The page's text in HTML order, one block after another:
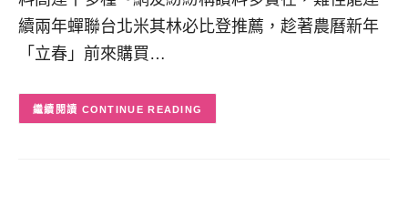
續兩年蟬聯台北米其林必比登推薦，趁著農曆新年
「立春」前來購買…
CONTINUE READING